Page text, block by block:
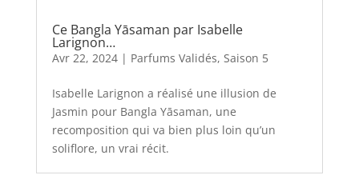
Ce Bangla Yāsaman par Isabelle
Larignon…
Avr 22, 2024| Parfums Validés, Saison 5
Isabelle Larignon a réalisé une illusion de
Jasmin pour Bangla Yāsaman, une
recomposition qui va bien plus loin qu’un
soliflore, un vrai récit.